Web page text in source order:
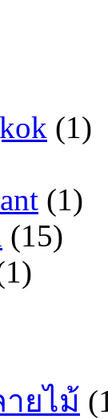
(1)
(1)
(15)
ายไม้